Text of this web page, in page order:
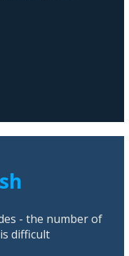
- the number of
difficult